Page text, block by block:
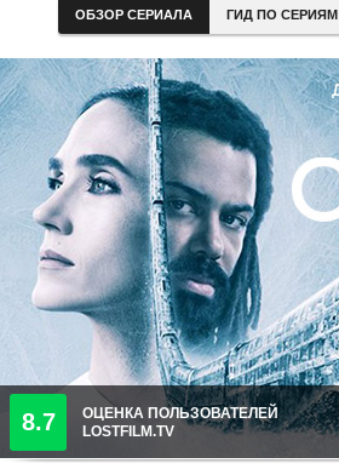
ОБЗОР СЕРИАЛА ГИД ПО СЕРИЯМ
8.7
ОЦЕНКА ПОЛЬЗОВАТЕЛЕЙ
LOSTFILM.TV